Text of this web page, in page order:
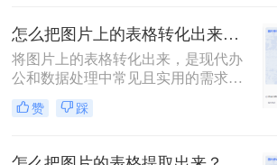
升工作效率。那么图片转为excel表格
怎么弄呢/本文将详细介绍几种将图片
转换为Excel表格的有效方法，帮助你
轻松应对数据处理挑战。
怎么把图片上的表格转化出来？教你3招，轻松搞定表格提取~
将图片上的表格转化出来，是现代办
公和数据处理中常见且实用的需求。
这一过程可以通过多种方法实现，每
种方法都有其独特的优点和适用场
来呢？以下将详细介绍几种常见的转
赞 踩